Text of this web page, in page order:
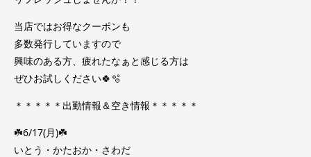
当店ではお得なクーポンも
多数発行していますので
興味のある方、疲れたなぁと感じる方は
ぜひお試しください🍀🫧
＊＊＊＊＊出勤情報＆空き情報＊＊＊＊＊
☘️6/17(月)☘️
いとう・かたおか・さわだ